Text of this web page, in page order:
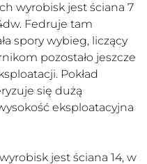
wyrobisk jest ściana 7
Fedruje tam
spory wybieg, liczący
pozostało jeszcze
Pokład
się dużą
eksploatacyjna
jest ściana 14, w